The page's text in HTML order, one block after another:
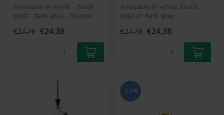
Available in white - black -
gold - dark gray - bronze
€27,71 €24,38
Available in white, black,
gold or dark gray
€27,71 €24,38
-12%